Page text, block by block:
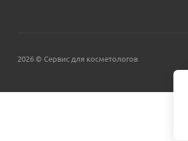
2026 © Сервис для косметологов